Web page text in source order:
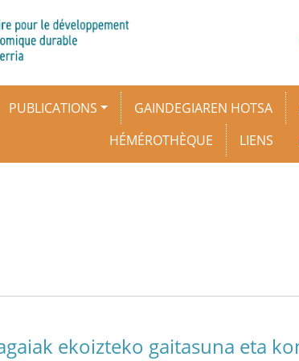
PUBLICATIONS
GAINDEGIAREN HOTSA
HÉMÉROTHÈQUE
LIENS
ekoizteko gaitasuna eta